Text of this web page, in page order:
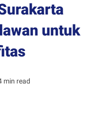
untuk
min read